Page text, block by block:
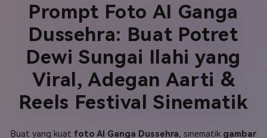
AI Gambar
AI Audio
Model AI yang Didukung
Asisten Video AI
Editor Video AI
Editor Gambar AI
Editor Audio AI
Efek AI
Efek Video
Efek Foto
Sumber Daya
Panduan Pengguna Apa yang Baru
Harga
Veo3
Prompt Foto AI Ganga
Dussehra: Buat Potret
Dewi Sungai Ilahi yang
Viral, Adegan Aarti &
Reels Festival Sinematik
Buat yang kuat foto AI Ganga Dussehra, sinematik gambar